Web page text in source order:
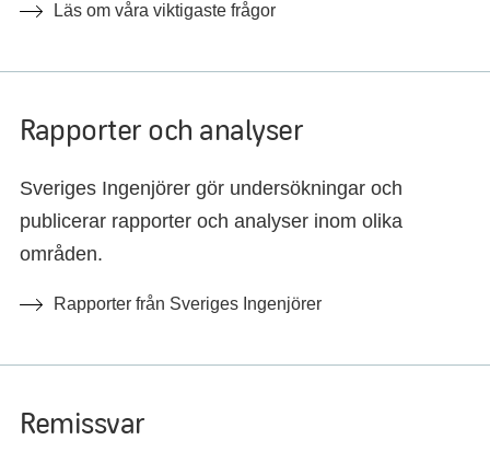
Läs om våra viktigaste frågor
Rapporter och analyser
Sveriges Ingenjörer gör undersökningar och
publicerar rapporter och analyser inom olika
områden.
Rapporter från Sveriges Ingenjörer
Remissvar